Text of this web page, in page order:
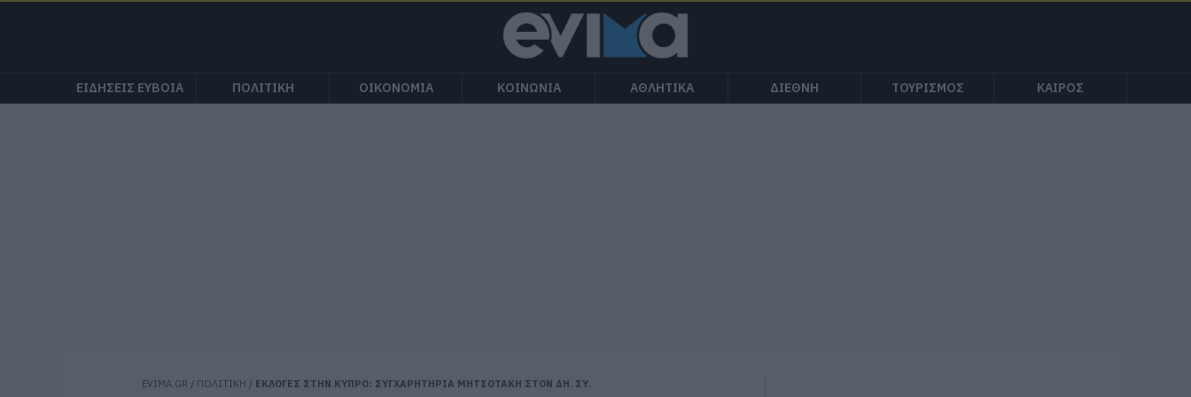
ΕΙΔΗΣΕΙΣ ΕΥΒΟΙΑ ΠΟΛΙΤΙΚΗ ΟΙΚΟΝΟΜΙΑ ΚΟΙΝΩΝΙΑ ΑΘΛΗΤΙΚΑ ΔΙΕΘΝΗ ΤΟΥΡΙΣΜΟΣ ΚΑΙΡΟΣ
EVIMA.GR / ΠΟΛΙΤΙΚΗ / ΕΚΛΟΓΕΣ ΣΤΗΝ ΚΥΠΡΟ: ΣΥΓΧΑΡΗΤΗΡΙΑ ΜΗΤΣΟΤΑΚΗ ΣΤΟΝ ΔΗ. ΣΥ.